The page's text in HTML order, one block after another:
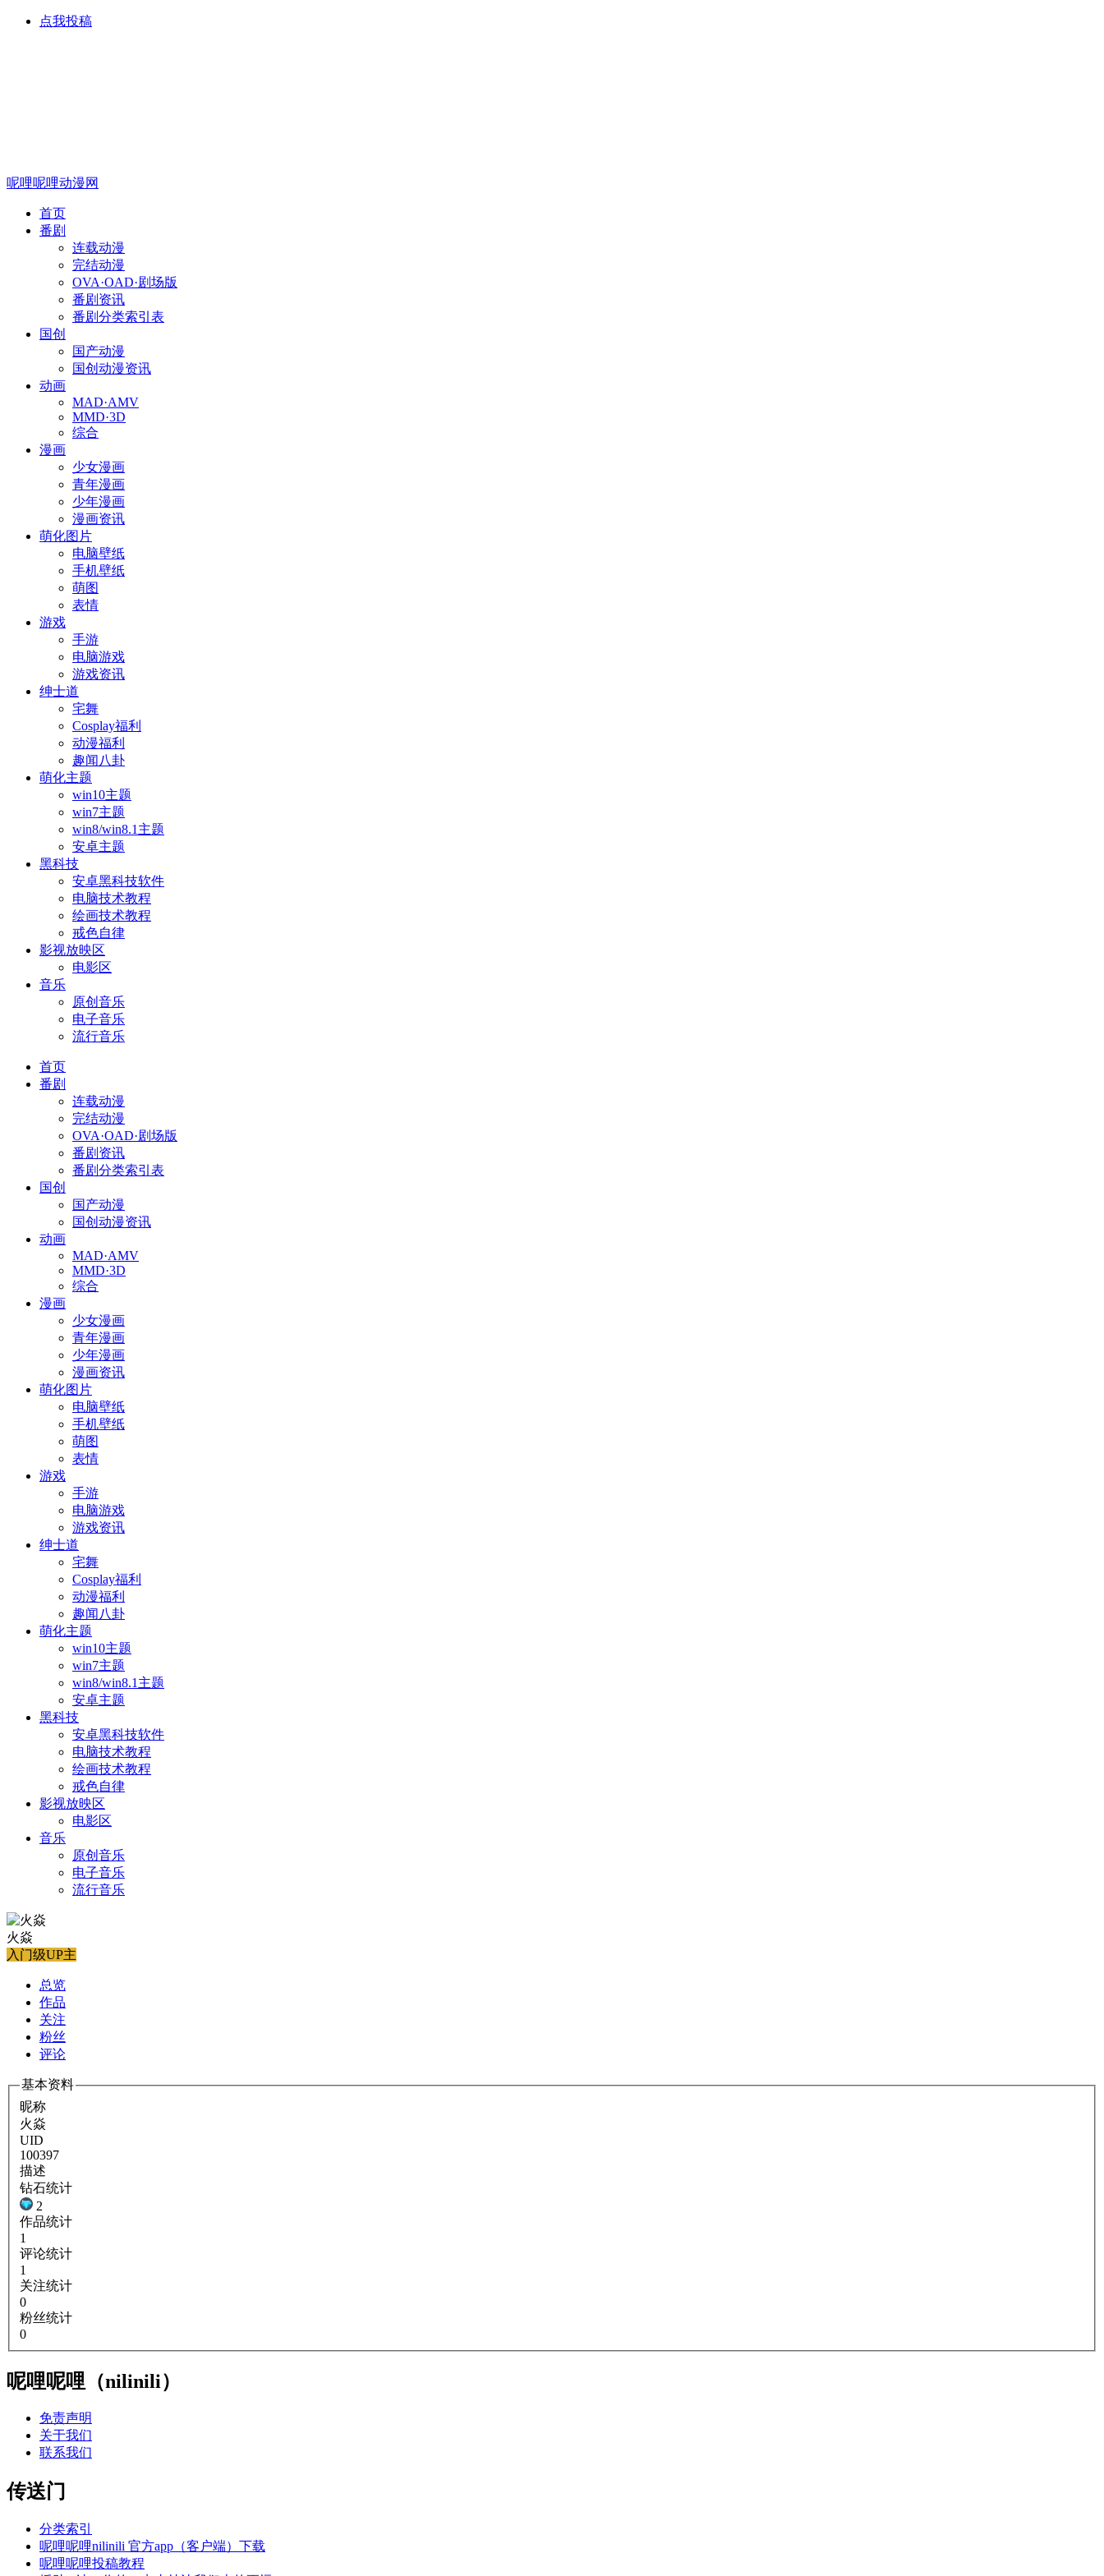
点我投稿
呢哩呢哩动漫网
首页
番剧
连载动漫
完结动漫
OVA·OAD·剧场版
番剧资讯
番剧分类索引表
国创
国产动漫
国创动漫资讯
动画
MAD·AMV
MMD·3D
综合
漫画
少女漫画
青年漫画
少年漫画
漫画资讯
萌化图片
电脑壁纸
手机壁纸
萌图
表情
游戏
手游
电脑游戏
游戏资讯
绅士道
宅舞
Cosplay福利
动漫福利
趣闻八卦
萌化主题
win10主题
win7主题
win8/win8.1主题
安卓主题
黑科技
安卓黑科技软件
电脑技术教程
绘画技术教程
戒色自律
影视放映区
电影区
音乐
原创音乐
电子音乐
流行音乐
首页
番剧
连载动漫
完结动漫
OVA·OAD·剧场版
番剧资讯
番剧分类索引表
国创
国产动漫
国创动漫资讯
动画
MAD·AMV
MMD·3D
综合
漫画
少女漫画
青年漫画
少年漫画
漫画资讯
萌化图片
电脑壁纸
手机壁纸
萌图
表情
游戏
手游
电脑游戏
游戏资讯
绅士道
宅舞
Cosplay福利
动漫福利
趣闻八卦
萌化主题
win10主题
win7主题
win8/win8.1主题
安卓主题
黑科技
安卓黑科技软件
电脑技术教程
绘画技术教程
戒色自律
影视放映区
电影区
音乐
原创音乐
电子音乐
流行音乐
火焱
入门级UP主
总览
作品
关注
粉丝
评论
基本资料
昵称
火焱
UID
100397
描述
钻石统计
2
作品统计
1
评论统计
1
关注统计
0
粉丝统计
0
呢哩呢哩（nilinili）
免责声明
关于我们
联系我们
传送门
分类索引
呢哩呢哩nilinili 官方app（客户端）下载
呢哩呢哩投稿教程